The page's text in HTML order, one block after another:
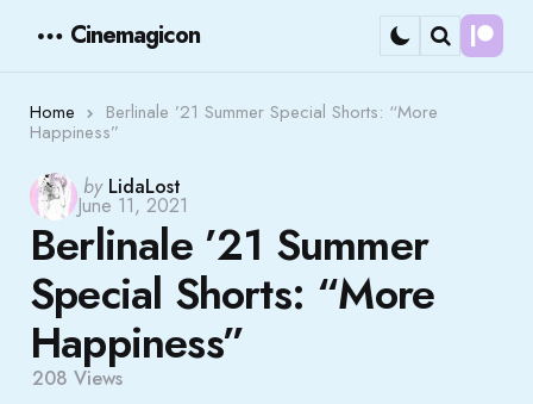
Cinemagicon
Search
Home Berlinale ’21 Summer Special Shorts: “More
Happiness”
Posted
by
by LidaLost
June 11, 2021
Berlinale ’21 Summer
Special Shorts: “More
Happiness”
208 Views